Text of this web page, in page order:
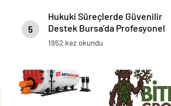
5
Hukuki Süreçlerde Güvenilir
Destek Bursa’da Profesyonel
Avukatlık Hizmeti
1952 kez okundu